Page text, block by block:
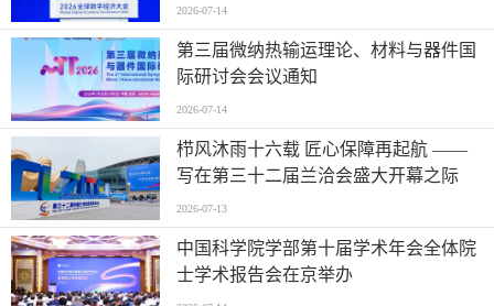
2026-07-14
第三届微纳热输运理论、材料与器件国
际研讨会会议通知
2026-07-14
栉风沐雨十六载 匠心保障再起航 ——
写在第三十二届兰洽会盛大开幕之际
2026-07-13
中国科学院学部第十届学术年会全体院
士学术报告会在京举办